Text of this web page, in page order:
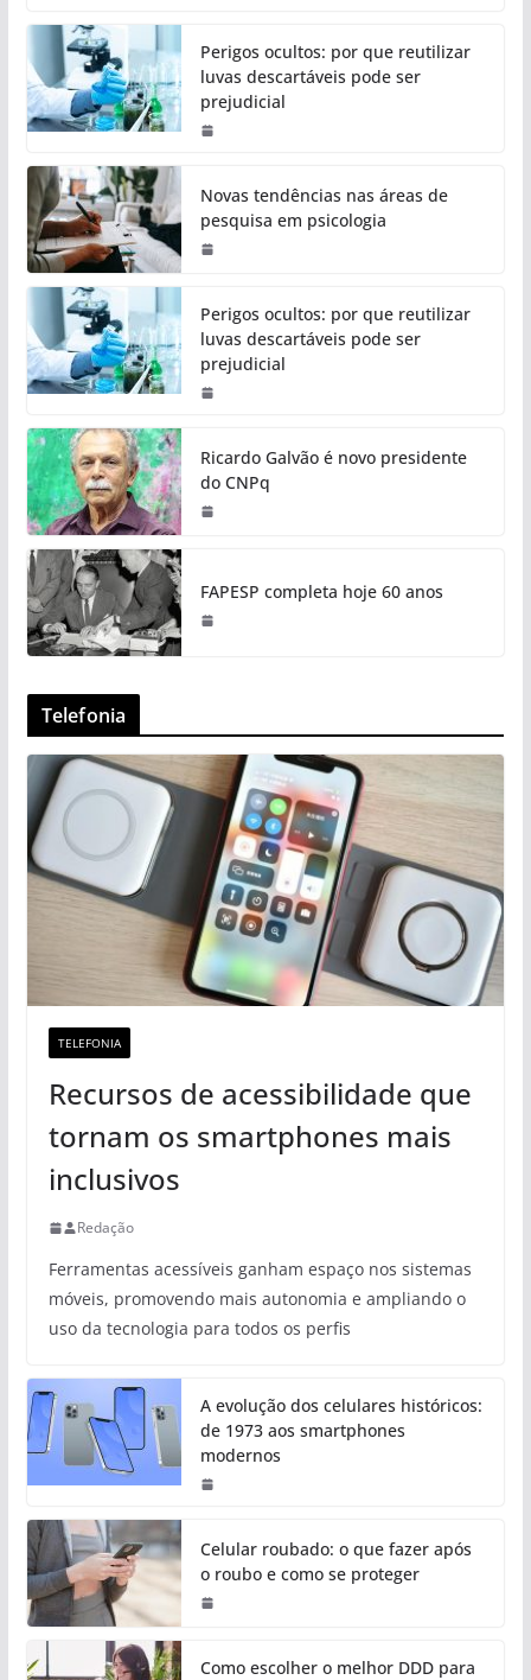
Perigos ocultos: por que reutilizar
luvas descartáveis pode ser
prejudicial
Novas tendências nas áreas de
pesquisa em psicologia
Perigos ocultos: por que reutilizar
luvas descartáveis pode ser
prejudicial
Ricardo Galvão é novo presidente
do CNPq
FAPESP completa hoje 60 anos
Telefonia
TELEFONIA
Recursos de acessibilidade que
tornam os smartphones mais
inclusivos
Redação
Ferramentas acessíveis ganham espaço nos sistemas
móveis, promovendo mais autonomia e ampliando o
uso da tecnologia para todos os perfis
A evolução dos celulares históricos:
de 1973 aos smartphones
modernos
Celular roubado: o que fazer após
o roubo e como se proteger
Como escolher o melhor DDD para